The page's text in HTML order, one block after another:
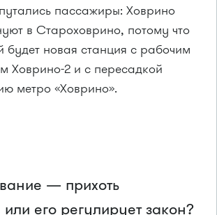
пассажиры: Ховрино
в Староховрино, потому что
будет новая станция с рабочим
Ховрино-2 и с пересадкой
метро «Ховрино».
— прихоть
его регулирует закон?